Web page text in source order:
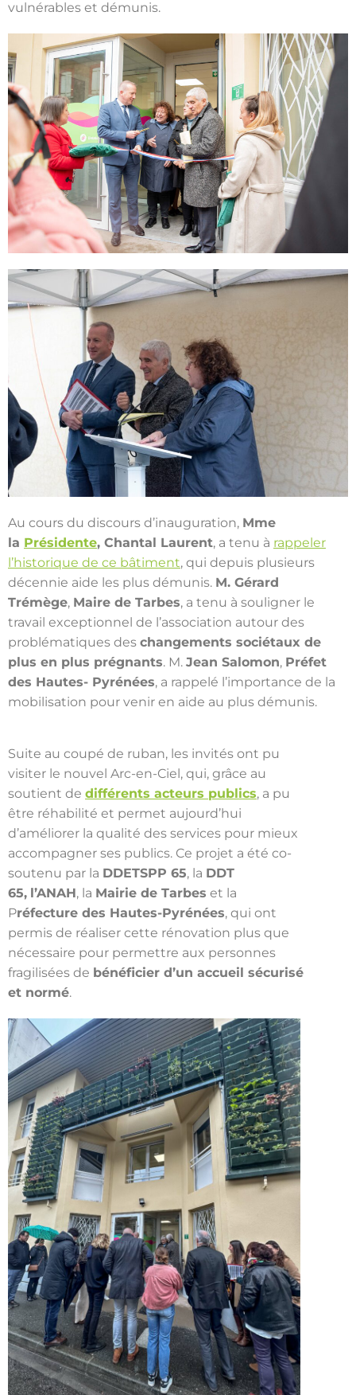
vulnérables et démunis.
Au cours du discours d’inauguration, Mme
la Présidente, Chantal Laurent, a tenu à rappeler
l’historique de ce bâtiment, qui depuis plusieurs
décennie aide les plus démunis. M. Gérard
Trémège, Maire de Tarbes, a tenu à souligner le
travail exceptionnel de l’association autour des
problématiques des changements sociétaux de
plus en plus prégnants. M. Jean Salomon, Préfet
des Hautes- Pyrénées, a rappelé l’importance de la
mobilisation pour venir en aide au plus démunis.
Suite au coupé de ruban, les invités ont pu
visiter le nouvel Arc-en-Ciel, qui, grâce au
soutient de différents acteurs publics, a pu
être réhabilité et permet aujourd’hui
d’améliorer la qualité des services pour mieux
accompagner ses publics. Ce projet a été co-
soutenu par la DDETSPP 65, la DDT
65, l’ANAH, la Mairie de Tarbes et la
Préfecture des Hautes-Pyrénées, qui ont
permis de réaliser cette rénovation plus que
nécessaire pour permettre aux personnes
fragilisées de bénéficier d’un accueil sécurisé
et normé.